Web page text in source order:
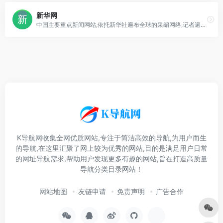
新华网
中国主要重点新闻网站,依托新华社遍布全球的采编网络,记者遍布世界100多个国家和地区,地方频道分布全国31个省市自治区,每天24小时同时使用6种语言滚动发稿,权
K导航网收集全网优质网站,专注于简洁高效的导航,为用户而生
的导航,在这里汇聚了网上较为优秀的网站,目的是满足用户日常
的网址导航需求,帮助用户发现更多有趣的网站,旨在打造高质量
导航分类目录网站！
网站地图 友链申请 免责声明 广告合作